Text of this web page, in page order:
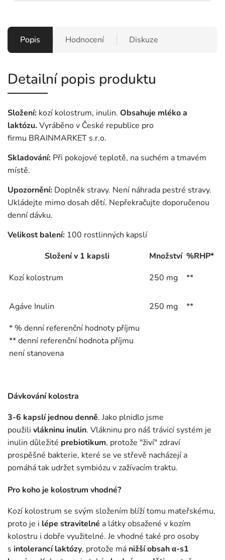
Popis Hodnocení Diskuze
Detailní popis produktu
Složení: kozí kolostrum, inulin. Obsahuje mléko a
laktózu. Vyráběno v České republice pro
firmu BRAINMARKET s.r.o.
Skladování: Při pokojové teplotě, na suchém a tmavém
místě.
Upozornění: Doplněk stravy. Není náhrada pestré stravy.
Ukládejte mimo dosah dětí. Nepřekračujte doporučenou
denní dávku.
Velikost balení: 100 rostlinných kapslí
Složení v 1 kapsli
Množství %RHP*
Kozí kolostrum
250 mg **
Agáve Inulin 250 mg
**
* % denní referenční hodnoty příjmu
** denní referenční hodnota příjmu
není stanovena
Dávkování kolostra
3-6 kapslí jednou denně. Jako plnidlo jsme
použili vlákninu inulin. Vlákninu pro náš trávicí systém je
inulin důležité prebiotikum, protože "živí" zdraví
prospěšné bakterie, které se ve střevě nacházejí a
pomáhá tak udržet symbiózu v zažívacím traktu.
Pro koho je kolostrum vhodné?
Kozí kolostrum se svým složením blíží tomu mateřskému,
proto je i lépe stravitelné a látky obsažené v kozím
kolostru i dobře využitelné. Je vhodné také pro osoby
s intolerancí laktózy, protože má nižší obsah α-s1